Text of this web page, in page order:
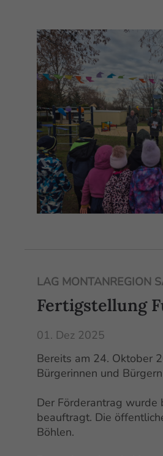
LAG MONTANREGION
Fertigstellung
01. Dez 2025
Bereits am 24. Oktober
Bürgerinnen und
Der Förderantrag
beauftragt. Die
Böhlen.